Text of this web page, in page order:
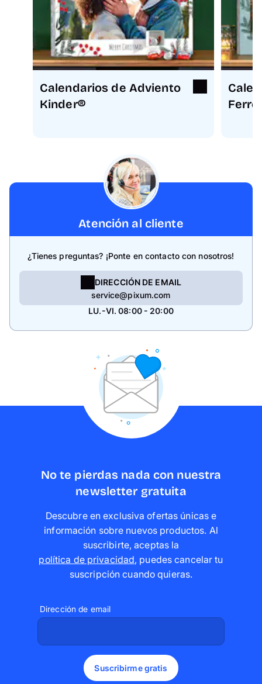
Calendarios de Adviento
Kinder®
Atención al cliente
¿Tienes preguntas? ¡Ponte en contacto con nosotros!
DIRECCIÓN DE EMAIL
service@pixum.com
LU.-VI. 08:00 - 20:00
No te pierdas nada con nuestra
newsletter gratuita
Descubre en exclusiva ofertas únicas e
información sobre nuevos productos. Al
suscribirte, aceptas la
política de privacidad, puedes cancelar tu
suscripción cuando quieras.
Dirección de email
Suscribirme gratis